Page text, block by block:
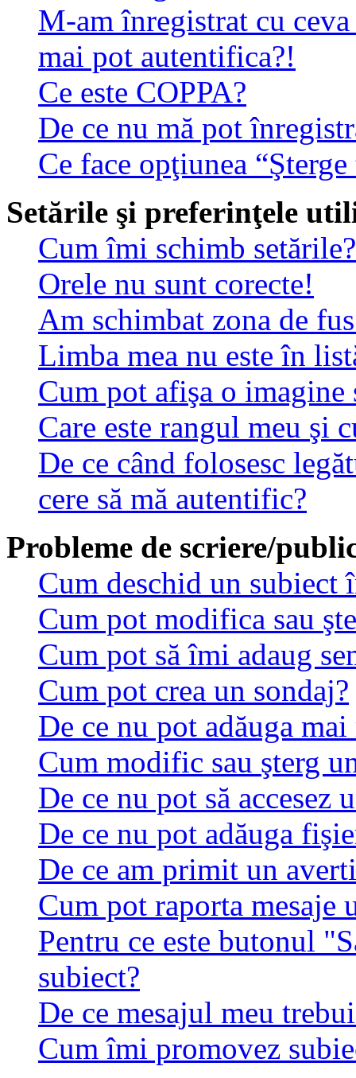
M-am înregistrat cu
mai pot autentifica?!
Ce este COPPA?
De ce nu mă pot
Ce face opţiunea
Setările şi preferinţele
Cum îmi schimb setările?
Orele nu sunt corecte!
Am schimbat zona de
Limba mea nu este în
Cum pot afişa o
Care este rangul meu şi
De ce când folosesc
cere să mă autentific?
Probleme de scriere/
Cum deschid un subiect
Cum pot modifica sau
Cum pot să îmi adaug
Cum pot crea un sondaj?
De ce nu pot adăuga
Cum modific sau şterg
De ce nu pot să accesez
De ce nu pot adăuga
De ce am primit un
Cum pot raporta mesaje
Pentru ce este butonul
subiect?
De ce mesajul meu
Cum îmi promovez